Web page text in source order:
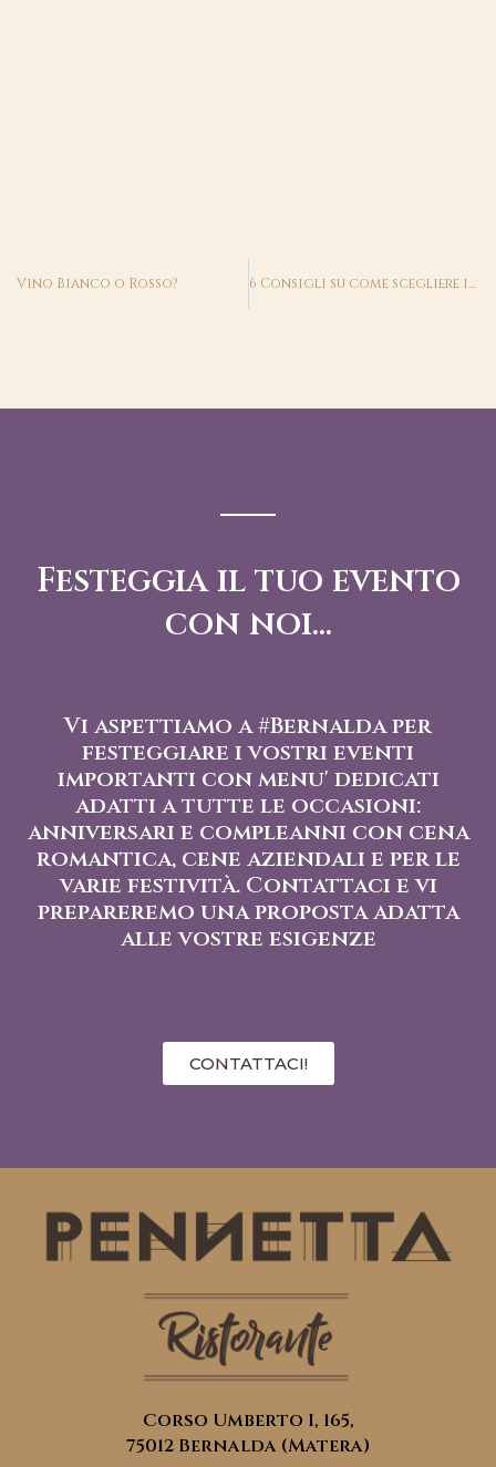
Prev
Vino Bianco o Rosso? 6 Consigli su come scegliere il pesce
Festeggia il tuo evento
con noi...
Vi aspettiamo a #Bernalda per
festeggiare i vostri eventi
importanti con menu' dedicati
adatti a tutte le occasioni:
anniversari e compleanni con cena
romantica, cene aziendali e per le
varie festività. Contattaci e vi
prepareremo una proposta adatta
alle vostre esigenze
CONTATTACI!
Corso Umberto I, 165,
75012 Bernalda (Matera)